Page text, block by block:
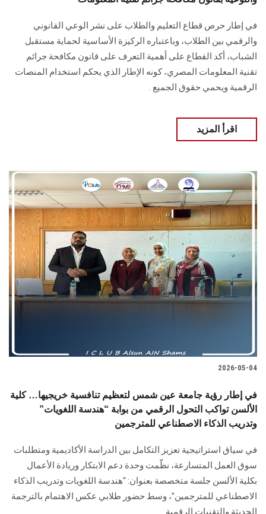
في إطار حرص قطاع التعليم والطلاب على نشر الوعي القانوني
والرقمي بين الطلاب، وباعتباره الركيزة الأساسية لحماية مستقبل
الشباب، أكد القطاع على أهمية التعرف على قانون مكافحة جرائم
تقنية المعلومات المصري، كونه الإطار الذي يحكم استخدام المنصات
الرقمية ويحمي حقوق الجميع .
اقرأ المزيد
2026-05-04
في إطار رؤية جامعة عين شمس لتعظيم تنافسية خريجيها… كلية
الألسن تواكب التحول الرقمي من بوابة “هندسة اللغويات”
وتدريب الذكاء الاصطناعي للمترجمين
في سياق استراتيجية تعزيز التكامل بين الدراسة الأكاديمية ومتطلبات
سوق العمل المتسارعة، نظّمت وحدة دعم الابتكار وريادة الأعمال
بكلية الألسن جلسة متخصصة بعنوان: “هندسة اللغويات وتدريب الذكاء
الاصطناعي للمترجمين”، وسط حضور طلابي عكس الاهتمام بالترجمة
الحديثة والتقنيات الرقمية